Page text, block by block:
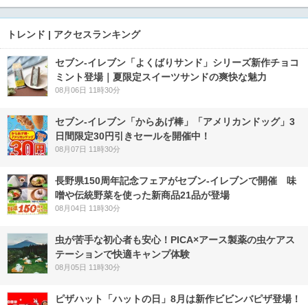
トレンド | アクセスランキング
セブン‐イレブン「よくばりサンド」シリーズ新作チョコ
ミント登場｜夏限定スイーツサンドの爽快な魅力
08月06日 11時30分
セブン‐イレブン「からあげ棒」「アメリカンドッグ」3
日間限定30円引きセールを開催中！
08月07日 11時30分
長野県150周年記念フェアがセブン-イレブンで開催 味
噌や伝統野菜を使った新商品21品が登場
08月04日 11時30分
虫が苦手な初心者も安心！PICA×アース製薬の虫ケアス
テーションで快適キャンプ体験
08月05日 11時30分
ピザハット「ハットの日」8月は新作ビビンバピザ登場！